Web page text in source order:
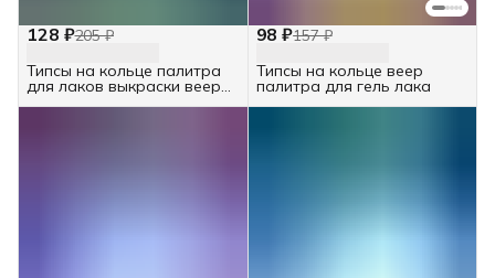
128 ₽205 ₽
Типсы на кольце палитра
для лаков выкраски веер
98 ₽157 ₽
Типсы на кольце веер
палитра для гель лака